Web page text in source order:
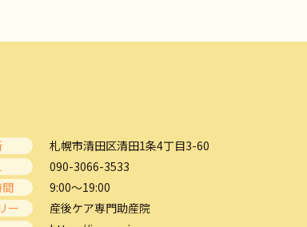
札幌市清田区清田1条4丁目3-60
090-3066-3533
9:00～19:00
ー
産後ケア専門助産院